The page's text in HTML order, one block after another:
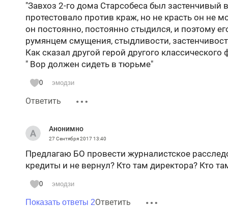
"Завхоз 2-го дома Старсобеса был застенчивый
протестовало против краж, но не красть он не
он постоянно, постоянно стыдился, и поэтому
румянцем смущения, стыдливости,
Как сказал другой герой другого классического
" Вор должен сидеть в тюрьме"
0 эмодзи
Ответить
Анонимно
27 Сентября 201713:40
Предлагаю БО провести журналистское
кредиты и не вернул? Кто там директора? Кто
0 эмодзи
Показать ответы 2Ответить